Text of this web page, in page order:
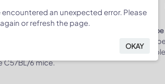
analysis of BCMA gene expression in wild-
was detectable in splenocytes of wild-
(H/H). Human BCMA mRNA was
C57BL/6 mice.
encountered an unexpected error. Please
or refresh the page.
OKAY